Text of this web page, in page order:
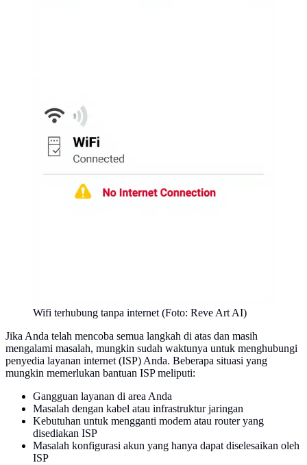
Wifi terhubung tanpa internet (Foto: Reve Art AI)
Jika Anda telah mencoba semua langkah di atas dan masih
mengalami masalah, mungkin sudah waktunya untuk menghubungi
penyedia layanan internet (ISP) Anda. Beberapa situasi yang
mungkin memerlukan bantuan ISP meliputi:
Gangguan layanan di area Anda
Masalah dengan kabel atau infrastruktur jaringan
Kebutuhan untuk mengganti modem atau router yang
disediakan ISP
Masalah konfigurasi akun yang hanya dapat diselesaikan oleh
ISP